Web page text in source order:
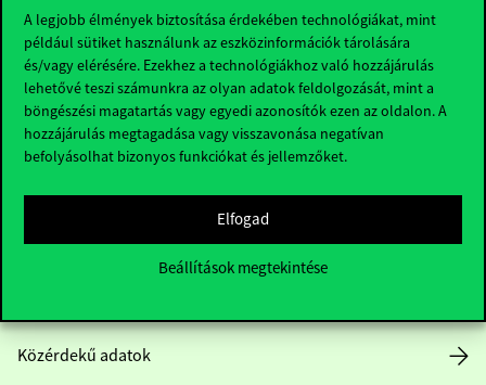
A legjobb élmények biztosítása érdekében technológiákat, mint
például sütiket használunk az eszközinformációk tárolására
és/vagy elérésére. Ezekhez a technológiákhoz való hozzájárulás
lehetővé teszi számunkra az olyan adatok feldolgozását, mint a
böngészési magatartás vagy egyedi azonosítók ezen az oldalon. A
hozzájárulás megtagadása vagy visszavonása negatívan
befolyásolhat bizonyos funkciókat és jellemzőket.
Elfogad
Beállítások megtekintése
Hasznos linkek
Közérdekű adatok